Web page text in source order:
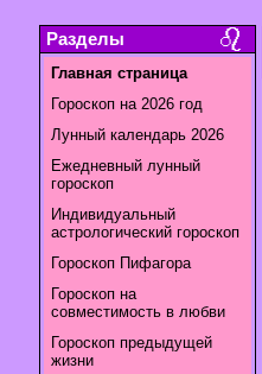
Разделы
Главная страница
Гороскоп на 2026 год
Лунный календарь 2026
Ежедневный лунный
гороскоп
Индивидуальный
астрологический гороскоп
Гороскоп Пифагора
Гороскоп на
совместимость в любви
Гороскоп предыдущей
жизни